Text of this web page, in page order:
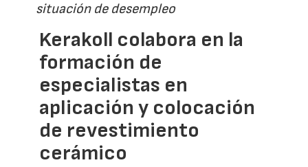
situación de desempleo
Kerakoll colabora en la
formación de
especialistas en
aplicación y colocación
de revestimiento
cerámico